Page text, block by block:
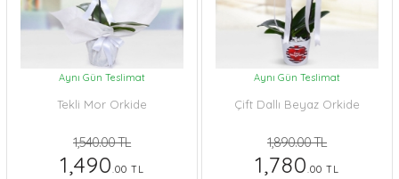
Aynı Gün Teslimat
Tekli Mor Orkide
1,540.00 TL
1,490.00 TL
Aynı Gün Teslimat
Çift Dallı Beyaz Orkide
1,890.00 TL
1,780.00 TL